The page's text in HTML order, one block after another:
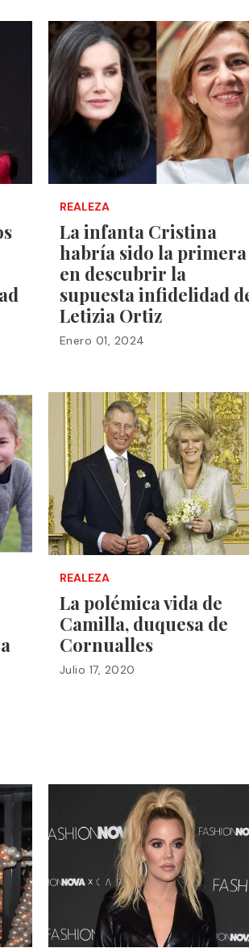
REALEZA
La infanta Cristina
habría sido la primera
en descubrir la
supuesta infidelidad
Letizia Ortiz
Enero 01, 2024
REALEZA
La polémica vida de
Camilla, duquesa de
Cornualles
Julio 17, 2020